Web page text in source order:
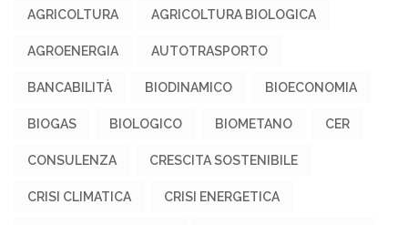
AGRICOLTURA AGRICOLTURA BIOLOGICA
AGROENERGIA AUTOTRASPORTO
BANCABILITÀ BIODINAMICO BIOECONOMIA
BIOGAS BIOLOGICO BIOMETANO CER
CONSULENZA CRESCITA SOSTENIBILE
CRISI CLIMATICA CRISI ENERGETICA